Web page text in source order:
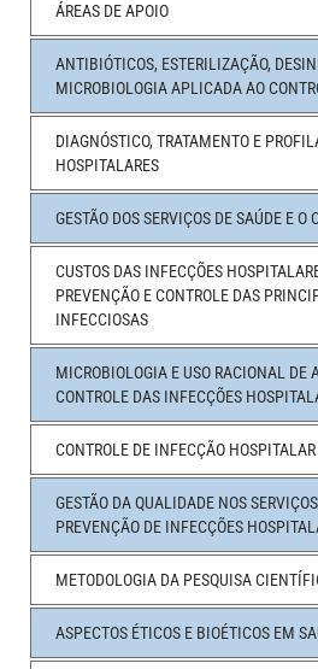
ÁREAS DE APOIO
ANTIBIÓTICOS, ESTERILIZAÇÃO,
MICROBIOLOGIA APLICADA AO
DIAGNÓSTICO, TRATAMENTO E
HOSPITALARES
GESTÃO DOS SERVIÇOS DE SAÚDE E O
CUSTOS DAS INFECÇÕES
PREVENÇÃO E CONTROLE DAS
INFECCIOSAS
MICROBIOLOGIA E USO RACIONAL DE
CONTROLE DAS INFECÇÕES
CONTROLE DE INFECÇÃO
GESTÃO DA QUALIDADE NOS
PREVENÇÃO DE INFECÇÕES
METODOLOGIA DA PESQUISA
ASPECTOS ÉTICOS E BIOÉTICOS EM